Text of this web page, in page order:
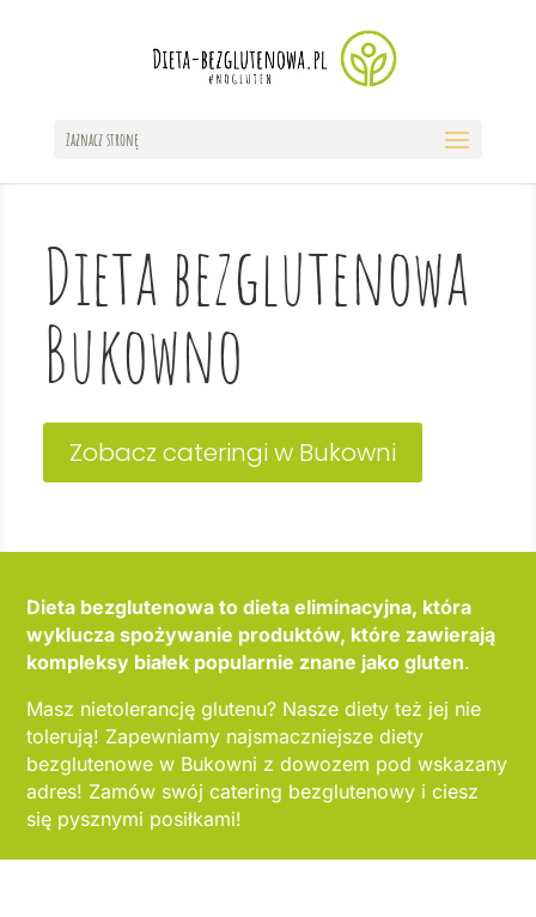
Zaznacz stronę
Dieta bezglutenowa
Bukowno
Zobacz cateringi w Bukowni
Dieta bezglutenowa to dieta eliminacyjna, która
wyklucza spożywanie produktów, które zawierają
kompleksy białek popularnie znane jako gluten.
Masz nietolerancję glutenu? Nasze diety też jej nie
tolerują! Zapewniamy najsmaczniejsze diety
bezglutenowe w Bukowni z dowozem pod wskazany
adres! Zamów swój catering bezglutenowy i ciesz
się pysznymi posiłkami!